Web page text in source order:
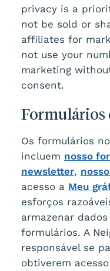
privacy is a
not be sold or
affiliates for
not use your
marketing
consent.
Os formulários
incluem nosso
newsletter,
acesso a Meu
esforços
armazenar
formulários. A
responsável se
obtiverem